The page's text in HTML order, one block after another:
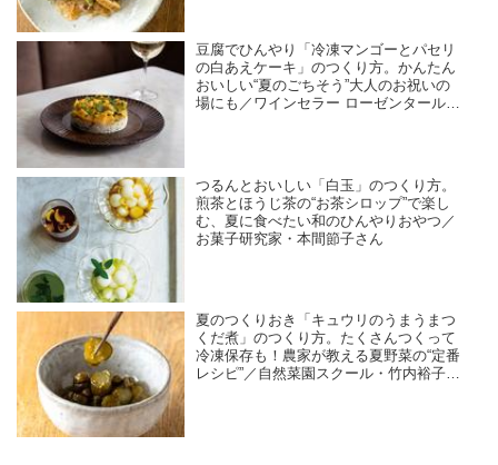
豆腐でひんやり「冷凍マンゴーとパセリ
の白あえケーキ」のつくり方。かんたん
おいしい“夏のごちそう”大人のお祝いの
場にも／ワインセラー ローゼンタール・
つるんとおいしい「白玉」のつくり方。
煎茶とほうじ茶の“お茶シロップ”で楽し
む、夏に食べたい和のひんやりおやつ／
お菓子研究家・本間節子さん
夏のつくりおき「キュウリのうまうまつ
くだ煮」のつくり方。たくさんつくって
冷凍保存も！農家が教える夏野菜の“定番
レシピ”／自然菜園スクール・竹内裕子さ